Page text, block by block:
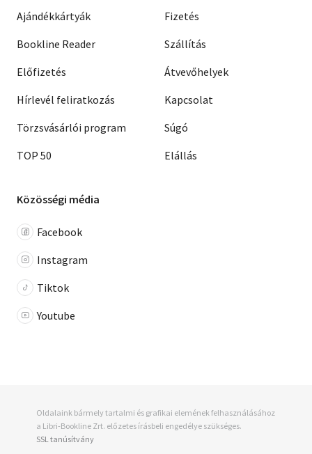
Ajándékkártyák
Bookline Reader
Előfizetés
Hírlevél feliratkozás
Törzsvásárlói program
TOP 50
Fizetés
Szállítás
Átvevőhelyek
Kapcsolat
Súgó
Elállás
Közösségi média
Facebook
Instagram
Tiktok
Youtube
Oldalaink bármely tartalmi és grafikai elemének felhasználásához
a Libri-Bookline Zrt. előzetes írásbeli engedélye szükséges.
SSL tanúsítvány